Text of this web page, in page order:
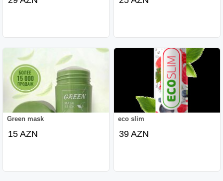
Green mask
15 AZN
eco slim
39 AZN